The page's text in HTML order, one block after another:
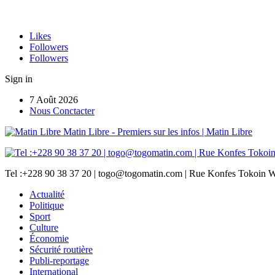
Likes
Followers
Followers
Sign in
7 Août 2026
Nous Conctacter
Matin Libre - Premiers sur les infos | Matin Libre
Tel :+228 90 38 37 20 | togo@togomatin.com | Rue Konfes Tokoin
Actualité
Politique
Sport
Culture
Économie
Sécurité routière
Publi-reportage
International